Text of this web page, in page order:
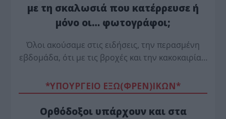
με τη σκαλωσιά που κατέρρευσε ή
μόνο οι… φωτογράφοι;
Όλοι ακούσαμε στις ειδήσεις, την περασμένη
εβδομάδα, ότι με τις βροχές και την κακοκαιρία…
*ΥΠΟΥΡΓΕΙΟ ΕΞΩ(ΦΡΕΝ)ΙΚΩΝ*
Ορθόδοξοι υπάρχουν και στα